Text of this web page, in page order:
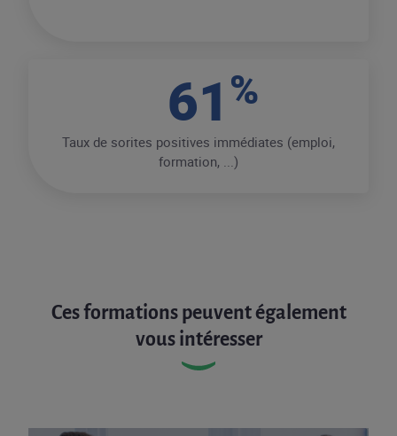
61%
Taux de sorites positives immédiates (emploi,
formation, ...)
Ces formations peuvent également
vous intéresser